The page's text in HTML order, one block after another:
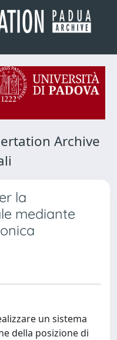
Archive
la
mediante
un sistema
della posizione di